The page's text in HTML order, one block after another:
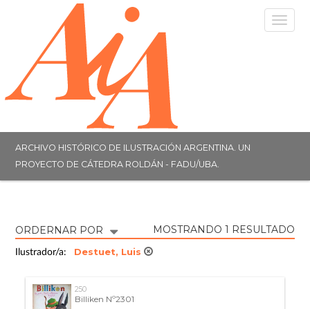
ARCHIVO HISTÓRICO DE ILUSTRACIÓN ARGENTINA. UN
PROYECTO DE CÁTEDRA ROLDÁN - FADU/UBA.
ORDERNAR POR MOSTRANDO 1 RESULTADO
Ilustrador/a: Destuet, Luis
250
Billiken Nº2301